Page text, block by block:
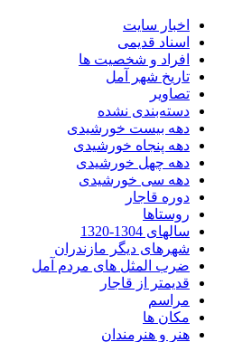
اخبار سایت
اسناد قدیمی
افراد و شخصیت ها
تاریخ شهر آمل
تصاویر
دسته‌بندی نشده
دهه بیست خورشیدی
دهه پنجاه خورشیدی
دهه چهل خورشیدی
دهه سی خورشیدی
دوره قاجار
روستاها
سالهای 1304-1320
شهرهای دیگر مازندران
ضرب المثل های مردم آمل
قدیمتر از قاجار
مراسم
مکان ها
هنر و هنرمندان